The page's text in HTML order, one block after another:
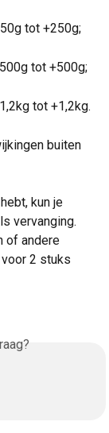
tot +250g;
tot +500g;
tot +1,2kg.
buiten
kun je
vervanging.
of andere
2 stuks